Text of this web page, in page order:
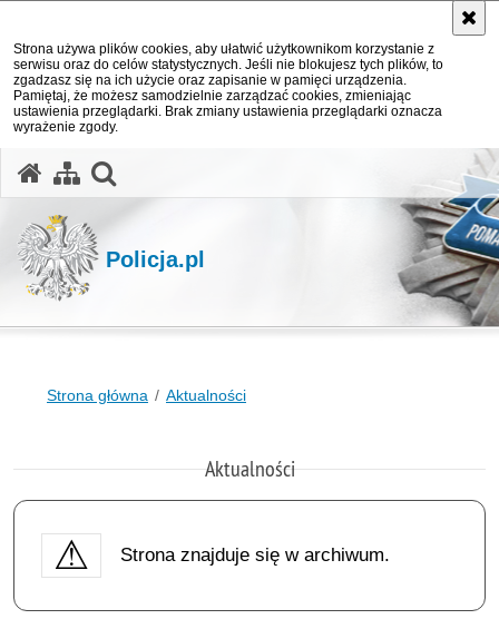
Strona używa plików cookies, aby ułatwić użytkownikom korzystanie z
serwisu oraz do celów statystycznych. Jeśli nie blokujesz tych plików, to
zgadzasz się na ich użycie oraz zapisanie w pamięci urządzenia.
Pamiętaj, że możesz samodzielnie zarządzać cookies, zmieniając
ustawienia przeglądarki. Brak zmiany ustawienia przeglądarki oznacza
wyrażenie zgody.
Policja.pl
Strona główna Aktualności
Aktualności
Strona znajduje się w archiwum.